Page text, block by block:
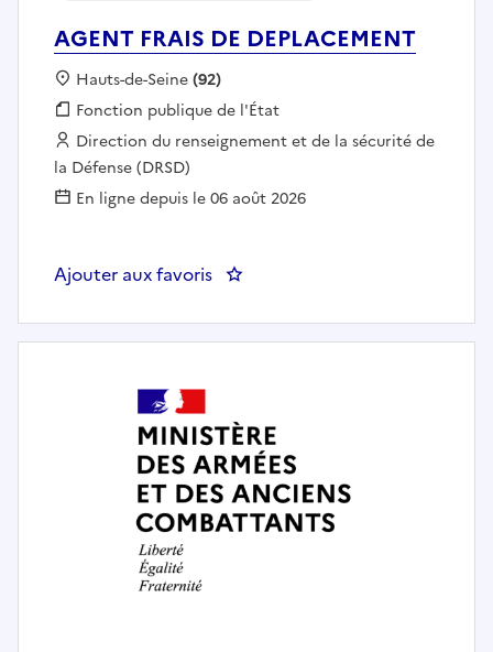
AGENT FRAIS DE DEPLACEMENT
Localisation :
Hauts-de-Seine(92)
Fonction publique :
Fonction publique de l'État
Employeur :
Direction du renseignement et de la sécurité de
la Défense (DRSD)
En ligne depuis le 06 août 2026
Ajouter aux favoris : AGENT FRAIS DE